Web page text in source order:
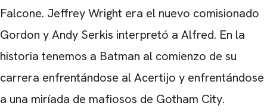
Falcone. Jeffrey Wright era el nuevo comisionado
Gordon yAndy Serkis interpretó a Alfred. En la
historia tenemos a Batman al comienzo de su
carrera enfrentándose al Acertijo y enfrentándose
a una miríada de mafiosos de Gotham City.